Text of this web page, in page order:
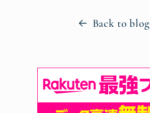
Back to blog